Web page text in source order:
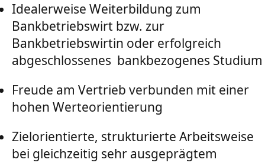
Idealerweise Weiterbildung zum
Bankbetriebswirt bzw. zur
Bankbetriebswirtin oder erfolgreich
abgeschlossenes bankbezogenes Studium
Freude am Vertrieb verbunden mit einer
hohen Werteorientierung
Zielorientierte, strukturierte Arbeitsweise
bei gleichzeitig sehr ausgeprägtem